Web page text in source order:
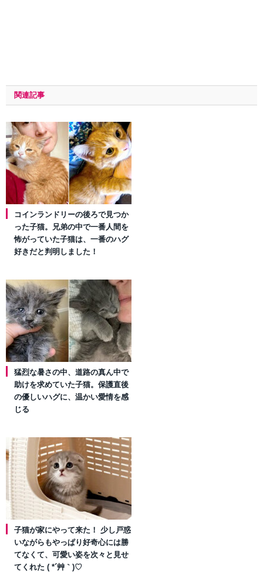
関連記事
コインランドリーの後ろで見つか
った子猫。兄弟の中で一番人間を
怖がっていた子猫は、一番のハグ
好きだと判明しました！
猛烈な暑さの中、道路の真ん中で
助けを求めていた子猫。保護直後
の優しいハグに、温かい愛情を感
じる
子猫が家にやって来た！ 少し戸惑
いながらもやっぱり好奇心には勝
てなくて、可愛い姿を次々と見せ
てくれた ( *´艸｀)♡